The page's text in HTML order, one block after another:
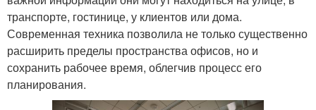
транспорте, гостинице, у клиентов или дома.
Современная техника позволила не только существенно
расширить пределы пространства офисов, но и
сохранить рабочее время, облегчив процесс его
планирования.